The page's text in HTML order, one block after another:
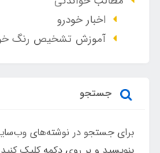
اخبار خودرو
آموزش تشخیص رنگ
جستجو
برای جستجو در نوشته‌های